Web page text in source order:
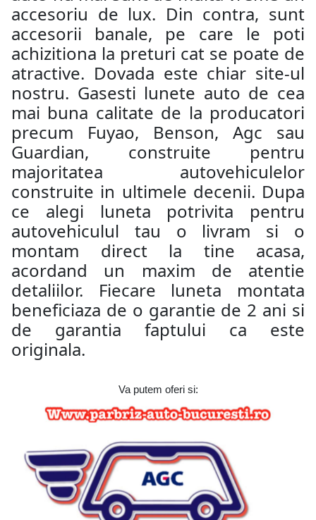
accesoriu de lux. Din contra, sunt
accesorii banale, pe care le poti
achizitiona la preturi cat se poate de
atractive. Dovada este chiar site-ul
nostru. Gasesti lunete auto de cea
mai buna calitate de la producatori
precum Fuyao, Benson, Agc sau
Guardian, construite pentru
majoritatea autovehiculelor
construite in ultimele decenii. Dupa
ce alegi luneta potrivita pentru
autovehiculul tau o livram si o
montam direct la tine acasa,
acordand un maxim de atentie
detaliilor. Fiecare luneta montata
beneficiaza de o garantie de 2 ani si
de garantia faptului ca este
originala.
Va putem oferi si: